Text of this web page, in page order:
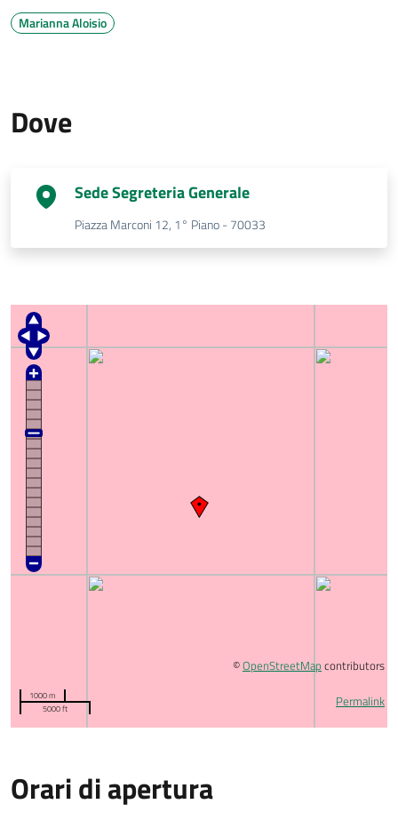
Marianna Aloisio
Dove
Sede Segreteria Generale
Piazza Marconi 12, 1° Piano - 70033
1000 m
5000 ft
Permalink
©OpenStreetMap contributors
Orari di apertura